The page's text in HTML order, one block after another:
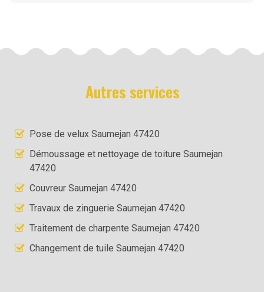
Autres services
Pose de velux Saumejan 47420
Démoussage et nettoyage de toiture Saumejan
47420
Couvreur Saumejan 47420
Travaux de zinguerie Saumejan 47420
Traitement de charpente Saumejan 47420
Changement de tuile Saumejan 47420